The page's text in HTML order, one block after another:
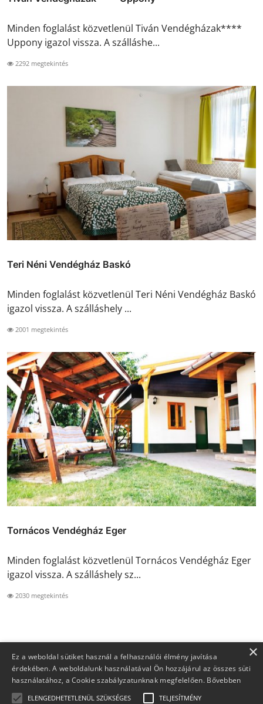
Minden foglalást közvetlenül Tiván Vendégházak****
Uppony igazol vissza. A szálláshe...
2292 megtekintés
Teri Néni Vendégház Baskó
Minden foglalást közvetlenül Teri Néni Vendégház Baskó
igazol vissza. A szálláshely ...
2001 megtekintés
Tornácos Vendégház Eger
Minden foglalást közvetlenül Tornácos Vendégház Eger
igazol vissza. A szálláshely sz...
2030 megtekintés
×
Ez a weboldal sütiket használ a felhasználói élmény javítása
érdekében. A weboldalunk használatával Ön hozzájárul az összes süti
használatához, a Cookie szabályzatunknak megfelelően. Bővebben
ELENGEDHETETLENÜL SZÜKSÉGES TELJESÍTMÉNY